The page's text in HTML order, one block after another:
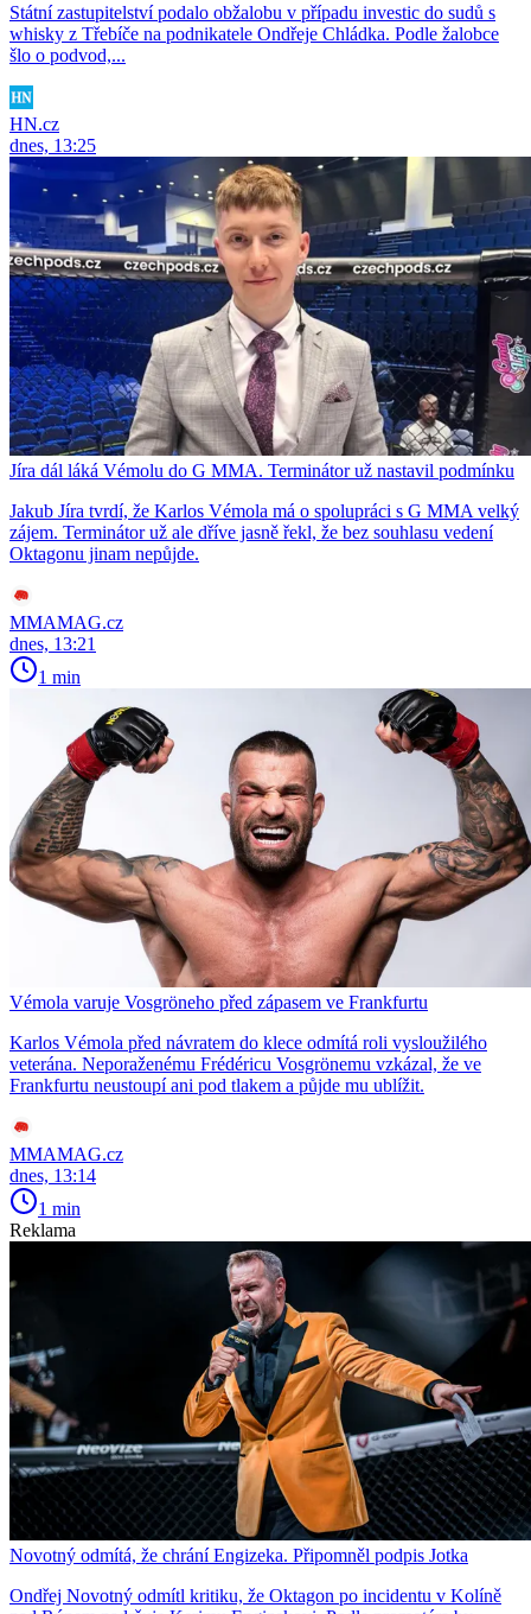
Státní zastupitelství podalo obžalobu v případu investic do sudů s
whisky z Třebíče na podnikatele Ondřeje Chládka. Podle žalobce
šlo o podvod,...
HN.cz
dnes, 13:25
Jíra dál láká Vémolu do G MMA. Terminátor už nastavil podmínku
Jakub Jíra tvrdí, že Karlos Vémola má o spolupráci s G MMA velký
zájem. Terminátor už ale dříve jasně řekl, že bez souhlasu vedení
Oktagonu jinam nepůjde.
MMAMAG.cz
dnes, 13:21
1 min
Vémola varuje Vosgröneho před zápasem ve Frankfurtu
Karlos Vémola před návratem do klece odmítá roli vysloužilého
veterána. Neporaženému Frédéricu Vosgrönemu vzkázal, že ve
Frankfurtu neustoupí ani pod tlakem a půjde mu ublížit.
MMAMAG.cz
dnes, 13:14
1 min
Reklama
Novotný odmítá, že chrání Engizeka. Připomněl podpis Jotka
Ondřej Novotný odmítl kritiku, že Oktagon po incidentu v Kolíně